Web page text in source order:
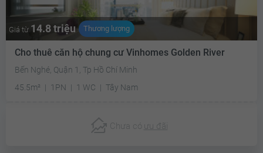
Giá từ 14.8 triệu Thương lượng
Cho thuê căn hộ chung cư Vinhomes Golden River
Bến Nghé, Quận 1, Tp Hồ Chí Minh
45.5m²
1PN 1 WC Tây Nam
Chưa có ưu đãi